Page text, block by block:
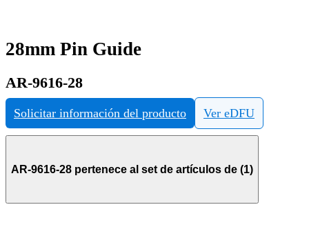
28mm Pin Guide
AR-9616-28
Solicitar información del producto Ver eDFU
AR-9616-28 pertenece al set de artículos de (1)